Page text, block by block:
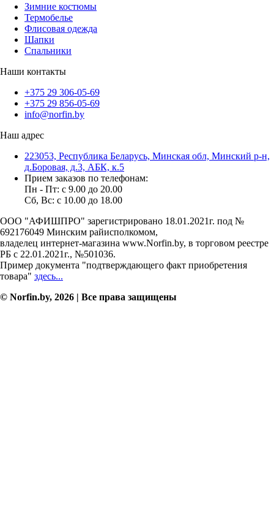
Зимние костюмы
Термобелье
Флисовая одежда
Шапки
Спальники
Наши контакты
+375 29 306-05-69
+375 29 856-05-69
info@norfin.by
Наш адрес
223053, Республика Беларусь, Минская обл, Минский р-н,
д.Боровая, д.3, АБК, к.5
Прием заказов по телефонам:
Пн - Пт: c 9.00 до 20.00
Сб, Вс: c 10.00 до 18.00
ООО "АФИШПРО" зарегистрировано 18.01.2021г. под №
692176049 Минским райисполкомом,
владелец интернет-магазина www.Norfin.by, в торговом реестре
РБ с 22.01.2021г., №501036.
Пример документа "подтверждающего факт приобретения
товара" здесь...
© Norfin.by, 2026 | Все права защищены